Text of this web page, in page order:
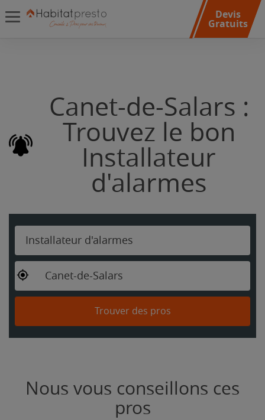
Devis
Gratuits
Canet-de-Salars :
Trouvez le bon
Installateur
d'alarmes
Installateur d'alarmes
Canet-de-Salars
Trouver des pros
Nous vous conseillons ces
pros